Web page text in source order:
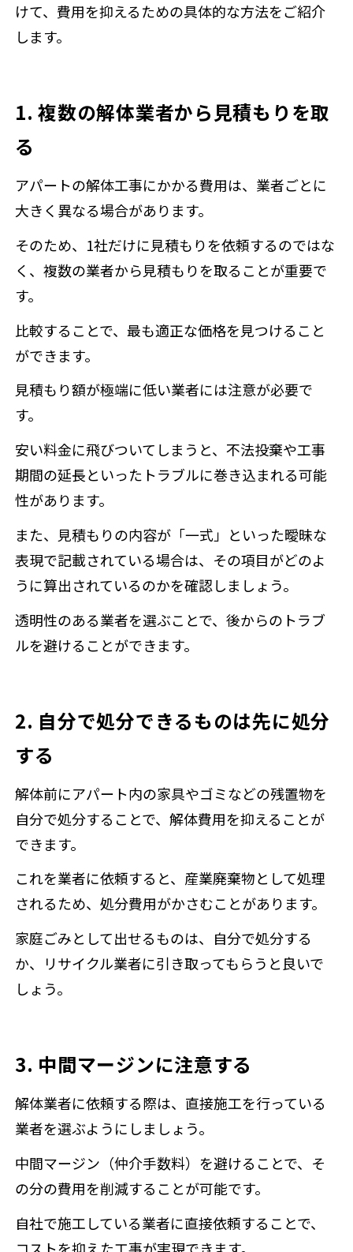
けて、費用を抑えるための具体的な方法をご紹介
します。
1. 複数の解体業者から見積もりを取
る
アパートの解体工事にかかる費用は、業者ごとに
大きく異なる場合があります。
そのため、1社だけに見積もりを依頼するのではな
く、複数の業者から見積もりを取ることが重要で
す。
比較することで、最も適正な価格を見つけること
ができます。
見積もり額が極端に低い業者には注意が必要で
す。
安い料金に飛びついてしまうと、不法投棄や工事
期間の延長といったトラブルに巻き込まれる可能
性があります。
また、見積もりの内容が「一式」といった曖昧な
表現で記載されている場合は、その項目がどのよ
うに算出されているのかを確認しましょう。
透明性のある業者を選ぶことで、後からのトラブ
ルを避けることができます。
2. 自分で処分できるものは先に処分
する
解体前にアパート内の家具やゴミなどの残置物を
自分で処分することで、解体費用を抑えることが
できます。
これを業者に依頼すると、産業廃棄物として処理
されるため、処分費用がかさむことがあります。
家庭ごみとして出せるものは、自分で処分する
か、リサイクル業者に引き取ってもらうと良いで
しょう。
3. 中間マージンに注意する
解体業者に依頼する際は、直接施工を行っている
業者を選ぶようにしましょう。
中間マージン（仲介手数料）を避けることで、そ
の分の費用を削減することが可能です。
自社で施工している業者に直接依頼することで、
コストを抑えた工事が実現できます。